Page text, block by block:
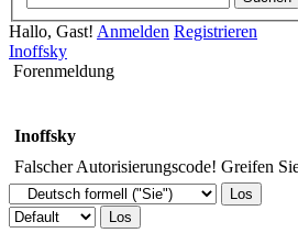
Hallo, Gast! Anmelden Registrieren
Inoffsky
Forenmeldung
Inoffsky
Falscher Autorisierungscode! Greifen